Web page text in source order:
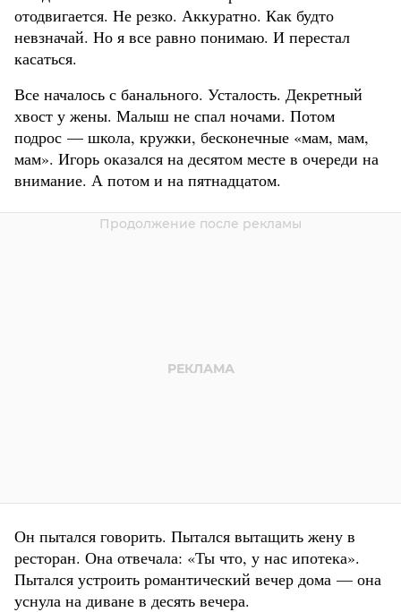
отодвигается. Не резко. Аккуратно. Как будто
невзначай. Но я все равно понимаю. И перестал
касаться.
Все началось с банального. Усталость. Декретный
хвост у жены. Малыш не спал ночами. Потом
подрос — школа, кружки, бесконечные «мам, мам,
мам». Игорь оказался на десятом месте в очереди на
внимание. А потом и на пятнадцатом.
Он пытался говорить. Пытался вытащить жену в
ресторан. Она отвечала: «Ты что, у нас ипотека».
Пытался устроить романтический вечер дома — она
уснула на диване в десять вечера.